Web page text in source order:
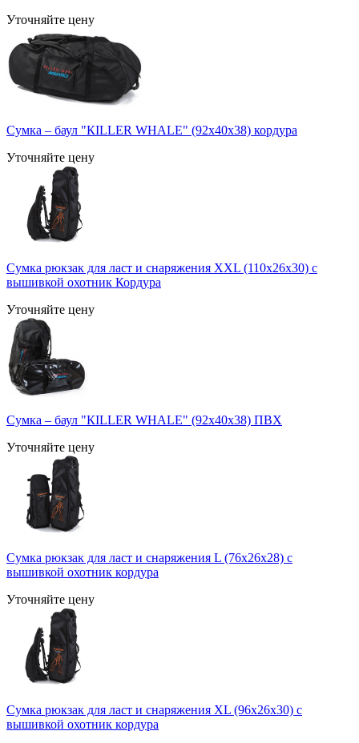
Уточняйте цену
Сумка – баул "КILLER WHALE" (92x40x38) кордура
Уточняйте цену
Сумка рюкзак для ласт и снаряжения ХXL (110x26x30) с
вышивкой охотник Кордура
Уточняйте цену
Сумка – баул "КILLER WHALE" (92x40x38) ПВХ
Уточняйте цену
Сумка рюкзак для ласт и снаряжения L (76x26x28) с
вышивкой охотник кордура
Уточняйте цену
Сумка рюкзак для ласт и снаряжения XL (96x26x30) с
вышивкой охотник кордура